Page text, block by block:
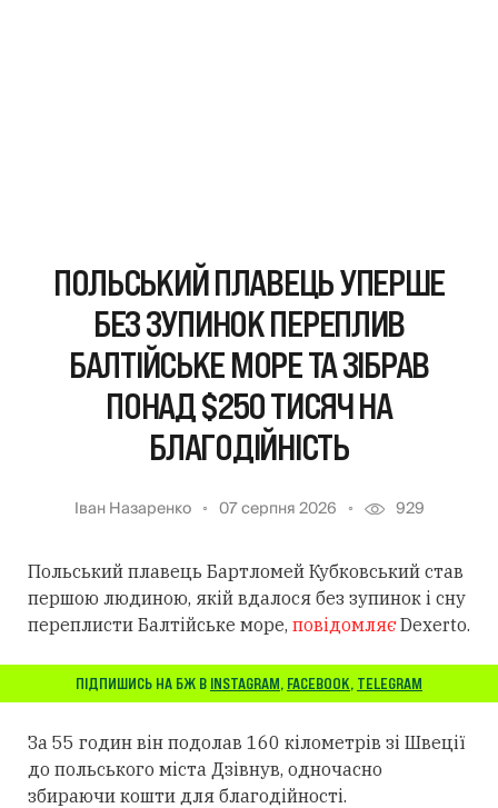
ПОЛЬСЬКИЙ ПЛАВЕЦЬ УПЕРШЕ
БЕЗ ЗУПИНОК ПЕРЕПЛИВ
БАЛТІЙСЬКЕ МОРЕ ТА ЗІБРАВ
ПОНАД $250 ТИСЯЧ НА
БЛАГОДІЙНІСТЬ
Іван Назаренко 07 серпня 2026 929
Польський плавець Бартломей Кубковський став
першою людиною, якій вдалося без зупинок і сну
переплисти Балтійське море, повідомляєDexerto.
ПІДПИШИСЬ НА БЖ В INSTAGRAM, FACEBOOK, TELEGRAM
За 55 годин він подолав 160 кілометрів зі Швеції
до польського міста Дзівнув, одночасно
збираючи кошти для благодійності.